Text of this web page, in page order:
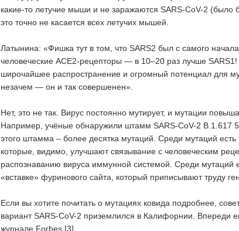
какие-то летучие мыши и не заражаются SARS-CoV-2
это точно не касается всех летучих мышей.
Латынина: «Фишка тут в том, что SARS2 был с самого
человеческие ACE2-рецепторы — в 10–20 раз лучше
широчайшее распространение и огромный потенциал для
незачем — он и так совершенен».
Нет, это не так. Вирус постоянно мутирует, и мутации
Например, учёные обнаружили штамм SARS-CoV-2 B.1.617
этого штамма – более десятка мутаций. Среди мутаций
которые, видимо, улучшают связывание с человеческим
распознаванию вируса иммунной системой. Среди мутаций
«вставке» фуринового сайта, который приписывают труду
Если вы хотите почитать о мутациях ковида подробнее,
вариант SARS-CoV-2 приземлился в Калифорнии. Впереди
журнале Forbes [3].